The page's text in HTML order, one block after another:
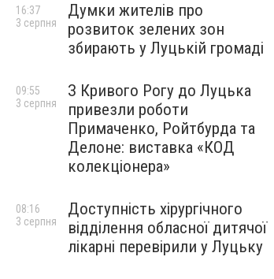
Думки жителів про
розвиток зелених зон
збирають у Луцькій громаді
16:37
3 серпня
З Кривого Рогу до Луцька
привезли роботи
Примаченко, Ройтбурда та
Делоне: виставка «КОД
колекціонера»
09:55
3 серпня
Доступність хірургічного
відділення обласної дитячої
лікарні перевірили у Луцьку
08:16
3 серпня